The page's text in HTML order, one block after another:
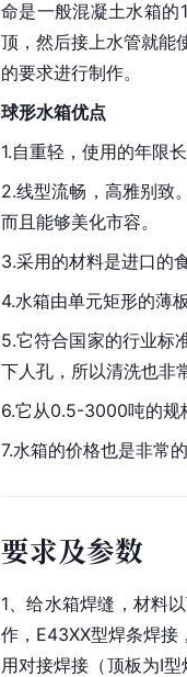
命是一般混凝土水箱
顶，然后接上水管就能
的要求进行制作。
球形水箱优点
1.自重轻，使用的年限
2.线型流畅，高雅别致
而且能够美化市容。
3.采用的材料是进口的
4.水箱由单元矩形的薄
5.它符合国家的行业标
下人孔，所以清洗也非
6.它从0.5-3000吨的规
7.水箱的价格也是非常
要求及参数
1、给水箱焊缝，材料
作，E43XX型焊条焊接
用对接焊接（顶板为I